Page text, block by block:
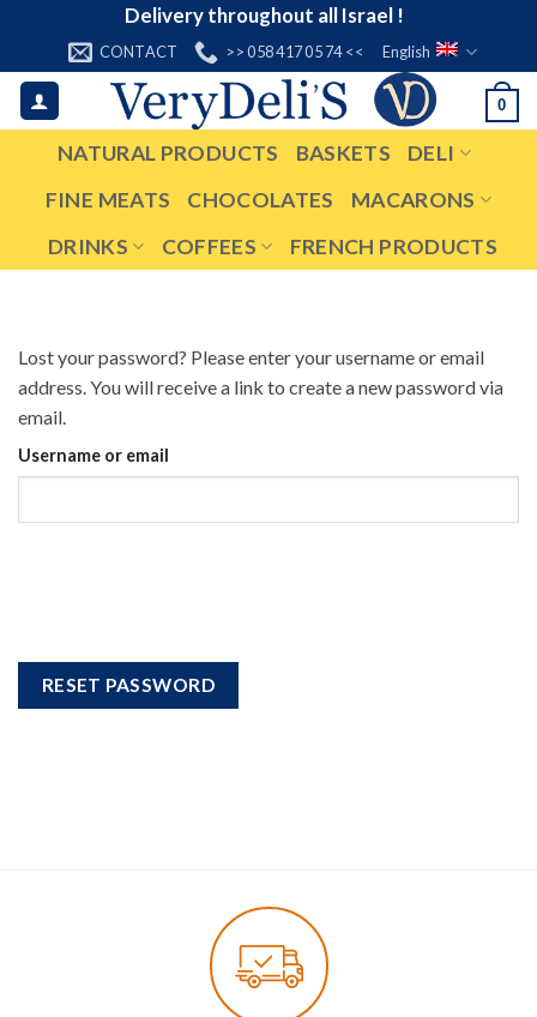
content
Delivery throughout all Israel !
CONTACT >> 058 417 05 74 << English
0
NATURAL PRODUCTS BASKETS
DELI
FINE MEATS
CHOCOLATES
MACARONS
DRINKS
COFFEES FRENCH PRODUCTS
Lost your password? Please enter your username or email
address. You will receive a link to create a new password via
email.
Username or email
RESET PASSWORD